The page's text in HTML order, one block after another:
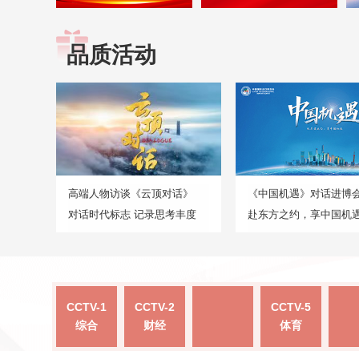
品质活动
高端人物访谈《云顶对话》
对话时代标志 记录思考丰度
《中国机遇》对话进博
赴东方之约，享中国机
CCTV-1
综合
CCTV-2
财经
CCTV-5
体育